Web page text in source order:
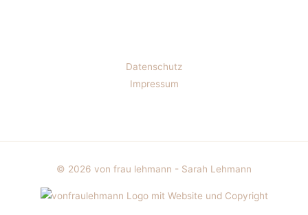
Datenschutz
Impressum
© 2026 von frau lehmann - Sarah Lehmann